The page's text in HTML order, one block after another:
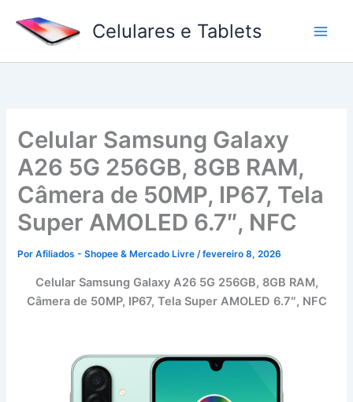
para
conteúdo
Celulares e Tablets
Celular Samsung Galaxy
A26 5G 256GB, 8GB RAM,
Câmera de 50MP, IP67, Tela
Super AMOLED 6.7″, NFC
PorAfiliados - Shopee & Mercado Livre/fevereiro 8, 2026
Celular Samsung Galaxy A26 5G 256GB, 8GB RAM,
Câmera de 50MP, IP67, Tela Super AMOLED 6.7″, NFC